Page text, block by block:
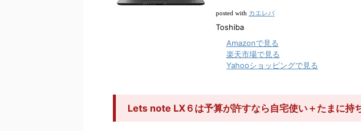
posted with カエレバ
Toshiba
Amazonで見る
楽天市場で見る
Yahooショッピングで見る
Lets note LX６は予算が許すなら自宅使い＋たまに持